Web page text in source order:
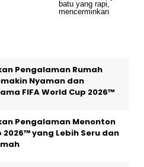
Pengalaman Rumah
Nyaman dan
FIFA World Cup 2026™
Pengalaman Menonton
2026™ yang Lebih Seru dan